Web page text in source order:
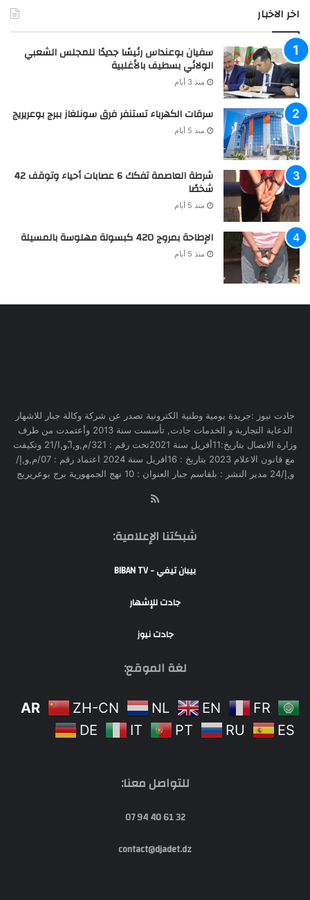
اخر الاخبار
سفيان بوعنداس رئيسًا جديدًا للمجلس الشعبي
الولائي بسطيف بالأغلبية
منذ 3 أيام
سرقات الكهرباء تستنفر فرق سونلغاز ببرج بوعريريج
منذ 5 أيام
شرطة العاصمة تفكك 6 عصابات أحياء وتوقف 42
شخصًا
منذ 5 أيام
الإطاحة بمروج 420 كبسولة مهلوسة بالمسيلة
منذ 5 أيام
جادت نيوز :جريدة يومية وطنية الكترونية تصدر عن شركة وكالة جبار للاشهار
الدعاية التجارية و الخدمات جادت, تأسست سنة 2013 وأعتمدت من طرف
وزارة الاتصال بتاريخ:11أفريل سنة 2021تحت رقم : 321/م,و,ا,ّو,ا/21 وتكيفت
مع قانون الاعلام 2023 بتاريخ : 16افريل سنة 2024 اعتماد رقم : 07/م,و,إ/
و,إ/24 مدير النشر : بلقاسم جبار العنوان : 10 نهج الجمهورية برج بوعريريج
شبكتنا الإعلامية:
بيبان تيفي - BIBAN TV
جادت للإشهار
جادت نيوز
لغة الموقع:
AR ZH-CN NL EN
FR
DE
IT PT RU ES
للتواصل معنا:
32 61 40 94 07
contact@djadet.dz